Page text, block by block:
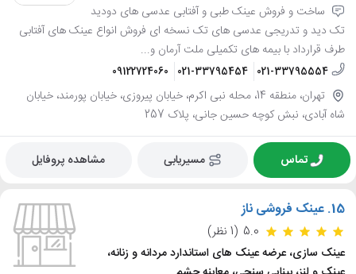
ساخت و فروش عینک طبی و آفتابی عدسی های دودید
تک دید و تدریجی عدسی های تک نسخه ای فروش انواع عینک های آفتابی
طرف قرارداد با بیمه های تکمیلی ملت آرمان و...
021-33795554
021-33795454
09122724060
تهران، منطقه 14، محله نبی اکرم، خیابان پیروزی، خیابان پورمند، خیابان
شاه آبادی، نبش کوچه حسین جانی، پلاک 257
تماس مسیریابی مشاهده پروفایل
15. عینک فروشی ناز
5.0 (1 نظر)
عینک سازی، عرضه عینک های استاندارد مردانه و زنانه،